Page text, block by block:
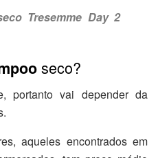
Tresemme Day 2
seco?
portanto vai depender da
aqueles encontrados em